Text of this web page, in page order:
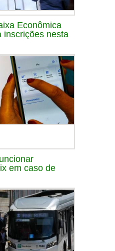
Econômica
inscrições nesta
em caso de